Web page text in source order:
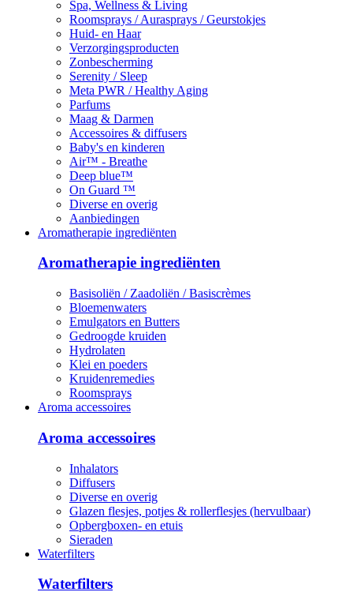
Spa, Wellness & Living
Roomsprays / Aurasprays / Geurstokjes
Huid- en Haar
Verzorgingsproducten
Zonbescherming
Serenity / Sleep
Meta PWR / Healthy Aging
Parfums
Maag & Darmen
Accessoires & diffusers
Baby's en kinderen
Air™ - Breathe
Deep blue™
On Guard ™
Diverse en overig
Aanbiedingen
Aromatherapie ingrediënten
Aromatherapie ingrediënten
Basisoliën / Zaadoliën / Basiscrèmes
Bloemenwaters
Emulgators en Butters
Gedroogde kruiden
Hydrolaten
Klei en poeders
Kruidenremedies
Roomsprays
Aroma accessoires
Aroma accessoires
Inhalators
Diffusers
Diverse en overig
Glazen flesjes, potjes & rollerflesjes (hervulbaar)
Opbergboxen- en etuis
Sieraden
Waterfilters
Waterfilters